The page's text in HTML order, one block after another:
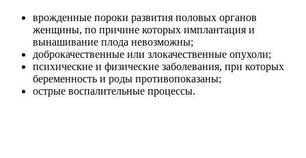
врожденные пороки развития половых органов
женщины, по причине которых имплантация и
вынашивание плода невозможны;
доброкачественные или злокачественные опухоли;
психические и физические заболевания, при которых
беременность и роды противопоказаны;
острые воспалительные процессы.